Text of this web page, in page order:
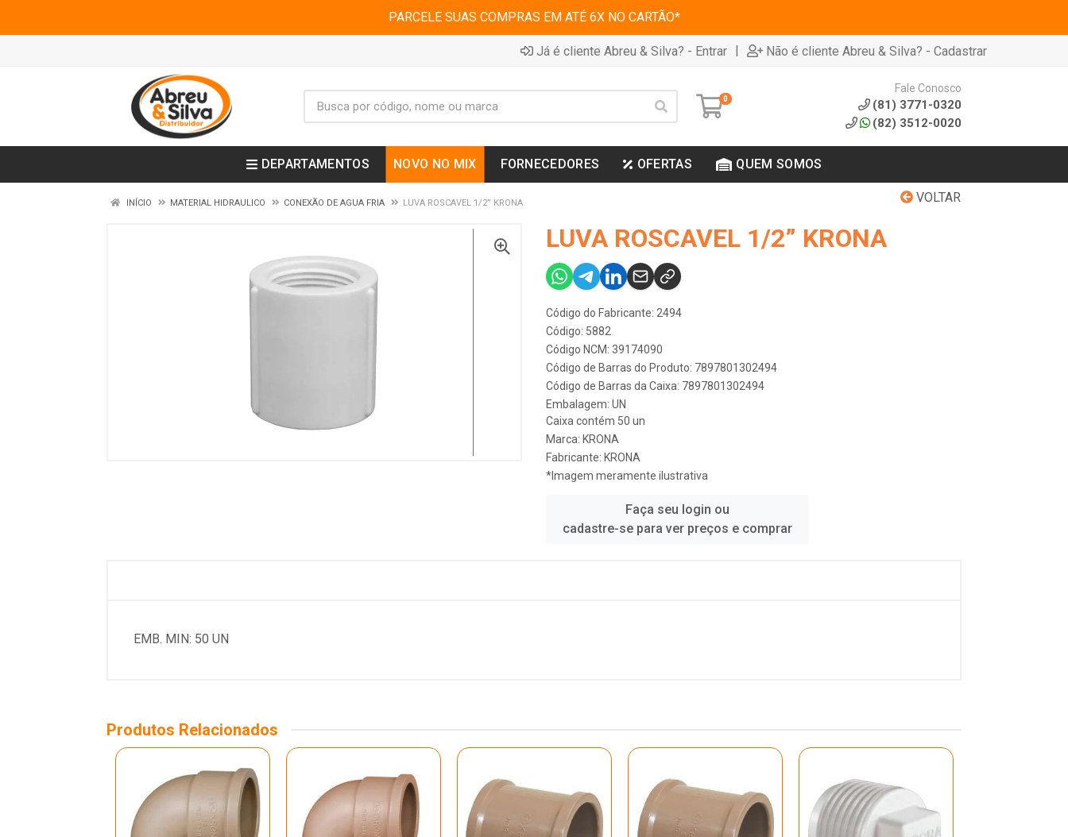
PARCELE SUAS COMPRAS EM ATÉ 6X NO CARTÃO*
Já é cliente Abreu & Silva? - Entrar | Não é cliente Abreu & Silva? - Cadastrar
0
Fale Conosco
(81) 3771-0320
(82) 3512-0020
DEPARTAMENTOS NOVO NO MIX FORNECEDORES OFERTAS QUEM SOMOS
VOLTAR
INÍCIO MATERIAL HIDRAULICO CONEXÃO DE AGUA FRIA LUVA ROSCAVEL 1/2” KRONA
LUVA ROSCAVEL 1/2” KRONA
Código do Fabricante: 2494
Código: 5882
Código NCM: 39174090
Código de Barras do Produto: 7897801302494
Código de Barras da Caixa: 7897801302494
Embalagem: UN
Caixa contém 50 un
Marca: KRONA
Fabricante: KRONA
*Imagem meramente ilustrativa
Faça seu login ou
cadastre-se para ver preços e comprar
EMB. MIN: 50 UN
Produtos Relacionados